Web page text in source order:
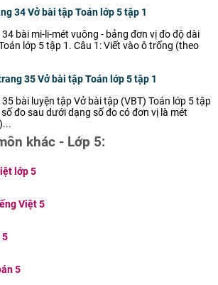
34 Vở bài tập Toán lớp 5 tập 1
bài mi-li-mét vuông - bảng đơn vị đo độ dài
lớp 5 tập 1. Câu 1: Viết vào ô trống (theo
35 Vở bài tập Toán lớp 5 tập 1
bài luyện tập Vở bài tập (VBT) Toán lớp 5 tập
đo sau dưới dạng số đo có đơn vị là mét
khác - Lớp 5:
lớp 5
Việt 5
5
5